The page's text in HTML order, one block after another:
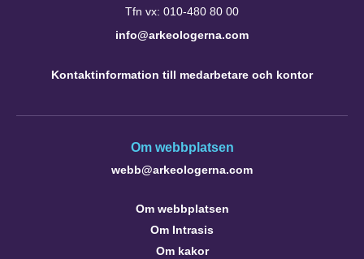
Tfn vx: 010-480 80 00
info@arkeologerna.com
Kontaktinformation till medarbetare och kontor
Om webbplatsen
webb@arkeologerna.com
Om webbplatsen
Om Intrasis
Om kakor